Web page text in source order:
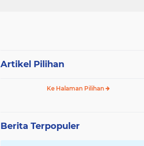
Artikel Pilihan
Ke Halaman Pilihan
Berita Terpopuler